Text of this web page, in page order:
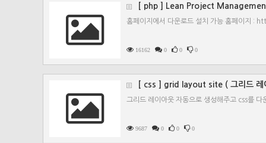
[ php ] Lean Project
홈페이지에서 다운로드 설치 가능 홈페이
16162 0 0 0
[ css ] grid layout site ( 그리드 레
그리드 레이아웃 자동으로 생성해주고 css를 다
9687 0 0 0